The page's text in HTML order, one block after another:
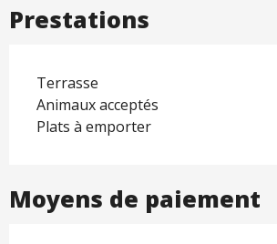
Prestations
Terrasse
Animaux acceptés
Plats à emporter
Moyens de paiement